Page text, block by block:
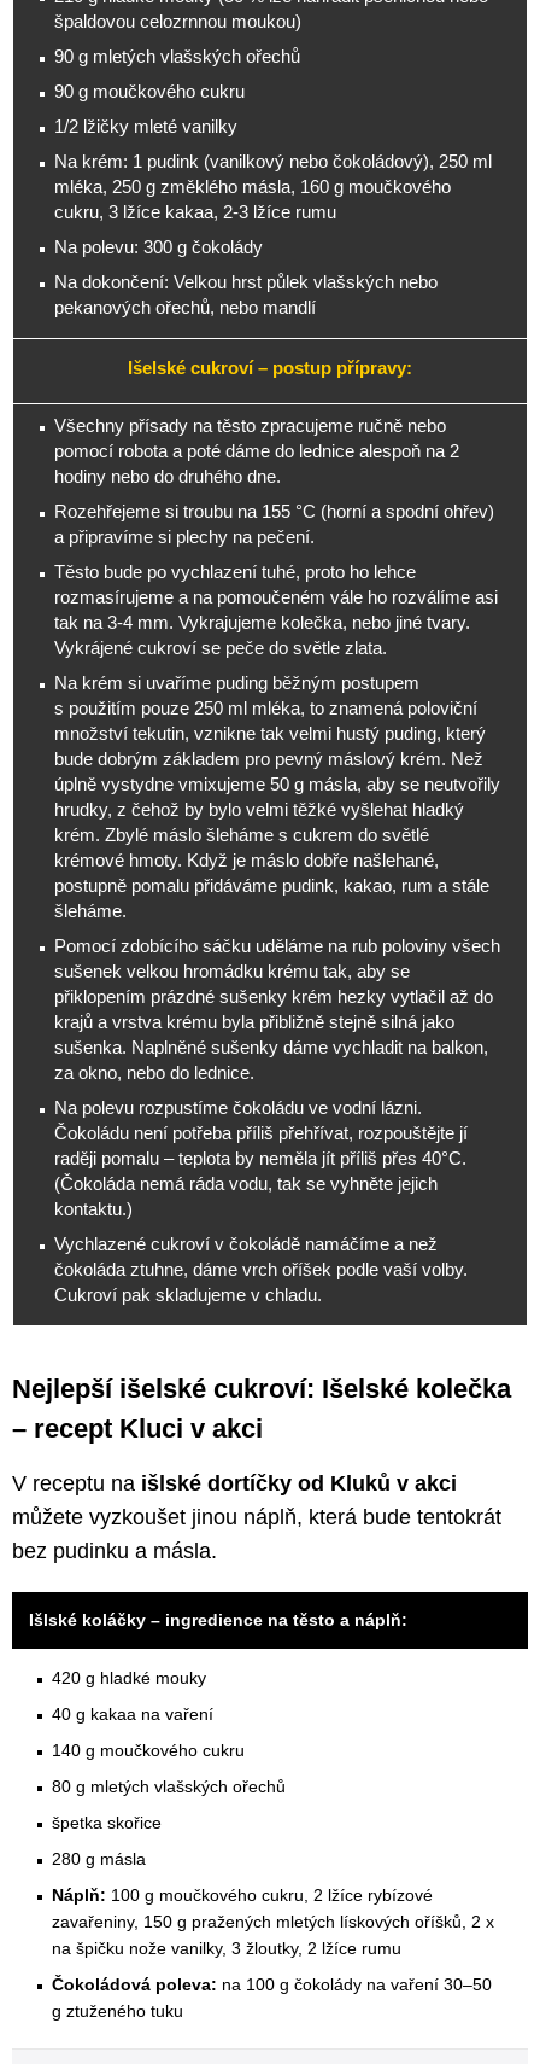
špaldovou celozrnnou moukou)
90 g mletých vlašských ořechů
90 g moučkového cukru
1/2 lžičky mleté vanilky
Na krém: 1 pudink (vanilkový nebo čokoládový), 250 ml
mléka, 250 g změklého másla, 160 g moučkového
cukru, 3 lžíce kakaa, 2-3 lžíce rumu
Na polevu: 300 g čokolády
Na dokončení: Velkou hrst půlek vlašských nebo
pekanových ořechů, nebo mandlí
Išelské cukroví – postup přípravy:
Všechny přísady na těsto zpracujeme ručně nebo
pomocí robota a poté dáme do lednice alespoň na 2
hodiny nebo do druhého dne.
Rozehřejeme si troubu na 155 °C (horní a spodní ohřev)
a připravíme si plechy na pečení.
Těsto bude po vychlazení tuhé, proto ho lehce
rozmasírujeme a na pomoučeném vále ho rozválíme asi
tak na 3-4 mm. Vykrajujeme kolečka, nebo jiné tvary.
Vykrájené cukroví se peče do světle zlata.
Na krém si uvaříme puding běžným postupem
s použitím pouze 250 ml mléka, to znamená poloviční
množství tekutin, vznikne tak velmi hustý puding, který
bude dobrým základem pro pevný máslový krém. Než
úplně vystydne vmixujeme 50 g másla, aby se neutvořily
hrudky, z čehož by bylo velmi těžké vyšlehat hladký
krém. Zbylé máslo šleháme s cukrem do světlé
krémové hmoty. Když je máslo dobře našlehané,
postupně pomalu přidáváme pudink, kakao, rum a stále
šleháme.
Pomocí zdobícího sáčku uděláme na rub poloviny všech
sušenek velkou hromádku krému tak, aby se
přiklopením prázdné sušenky krém hezky vytlačil až do
krajů a vrstva krému byla přibližně stejně silná jako
sušenka. Naplněné sušenky dáme vychladit na balkon,
za okno, nebo do lednice.
Na polevu rozpustíme čokoládu ve vodní lázni.
Čokoládu není potřeba příliš přehřívat, rozpouštějte jí
raději pomalu – teplota by neměla jít příliš přes 40°C.
(Čokoláda nemá ráda vodu, tak se vyhněte jejich
kontaktu.)
Vychlazené cukroví v čokoládě namáčíme a než
čokoláda ztuhne, dáme vrch oříšek podle vaší volby.
Cukroví pak skladujeme v chladu.
Nejlepší išelské cukroví: Išelské kolečka
– recept Kluci v akci
V receptu na išlské dortíčky od Kluků v akci
můžete vyzkoušet jinou náplň, která bude tentokrát
bez pudinku a másla.
Išlské koláčky – ingredience na těsto a náplň:
420 g hladké mouky
40 g kakaa na vaření
140 g moučkového cukru
80 g mletých vlašských ořechů
špetka skořice
280 g másla
Náplň: 100 g moučkového cukru, 2 lžíce rybízové
zavařeniny, 150 g pražených mletých lískových oříšků, 2 x
na špičku nože vanilky, 3 žloutky, 2 lžíce rumu
Čokoládová poleva: na 100 g čokolády na vaření 30–50
g ztuženého tuku